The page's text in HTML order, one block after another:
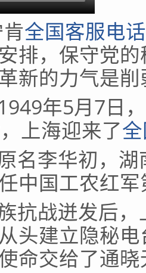
全国客服电话
排，保守党
新的力气是削
年5月7日，
上海迎来了
李华初，湖
中国工农红
战迸发后，
头建立隐秘
命交给了通